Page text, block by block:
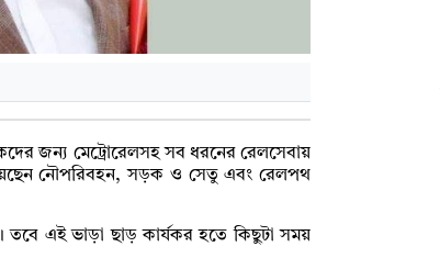
জন্য মেট্রোরেলসহ সব ধরনের রেলসেবায়
নৌপরিবহন, সড়ক ও সেতু এবং রেলপথ
তবে এই ভাড়া ছাড় কার্যকর হতে কিছুটা সময়